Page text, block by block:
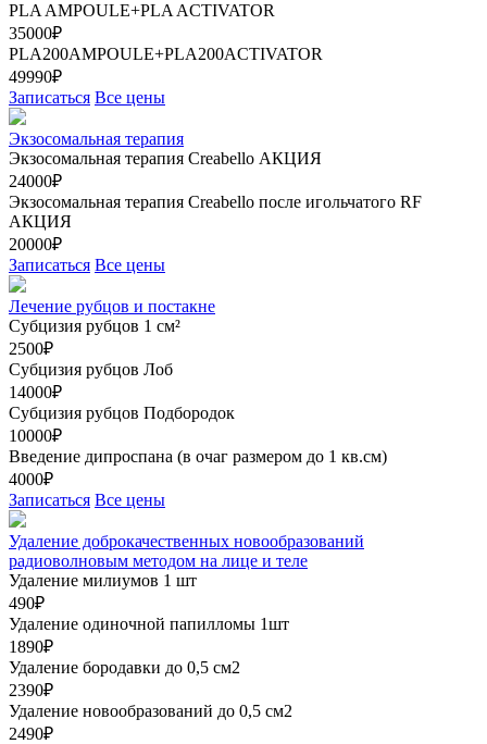
PLA AMPOULE+PLA ACTIVATOR
35000₽
PLA200AMPOULE+PLA200ACTIVATOR
49990₽
Записаться Все цены
Экзосомальная терапия
Экзосомальная терапия Creabello АКЦИЯ
24000₽
Экзосомальная терапия Creabello после игольчатого RF
АКЦИЯ
20000₽
Записаться Все цены
Лечение рубцов и постакне
Субцизия рубцов 1 см²
2500₽
Субцизия рубцов Лоб
14000₽
Субцизия рубцов Подбородок
10000₽
Введение дипроспана (в очаг размером до 1 кв.см)
4000₽
Записаться Все цены
Удаление доброкачественных новообразований
радиоволновым методом на лице и теле
Удаление милиумов 1 шт
490₽
Удаление одиночной папилломы 1шт
1890₽
Удаление бородавки до 0,5 см2
2390₽
Удаление новообразований до 0,5 см2
2490₽